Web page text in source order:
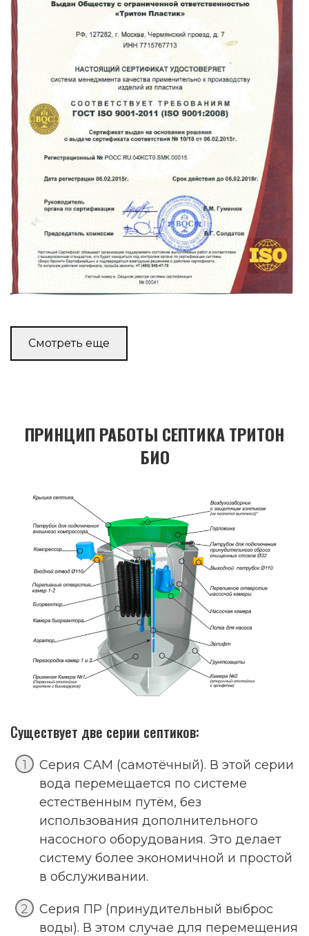
Смотреть еще
ПРИНЦИП РАБОТЫ СЕПТИКА ТРИТОН
БИО
Существует две серии септиков:
Серия САМ (самотёчный). В этой серии
вода перемещается по системе
естественным путём, без
использования дополнительного
насосного оборудования. Это делает
систему более экономичной и простой
в обслуживании.
Серия ПР (принудительный выброс
воды). В этом случае для перемещения